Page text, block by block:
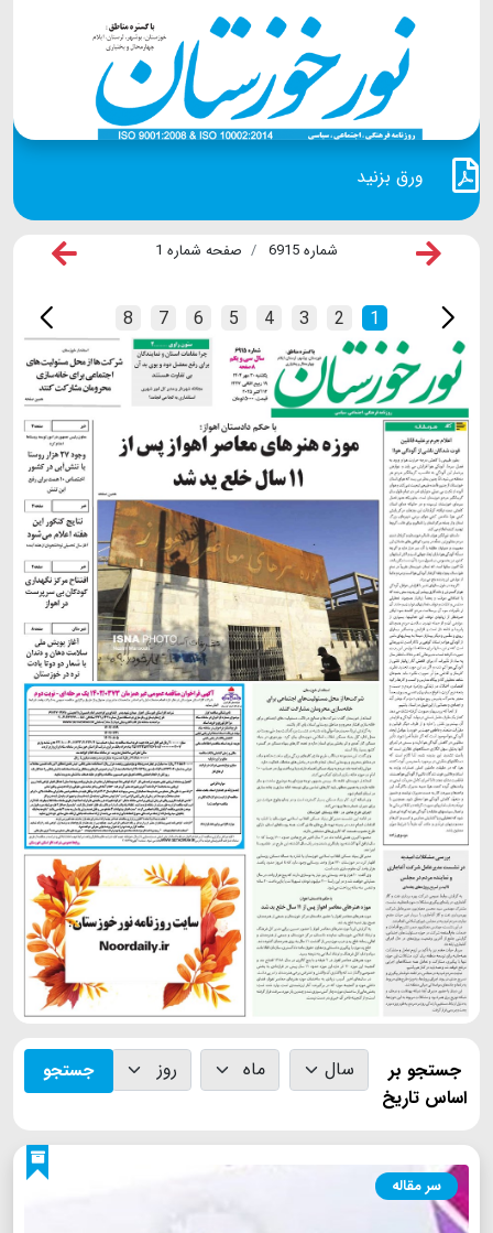
ورق بزنید
شماره 6915 صفحه شماره 1
1
2
3
4
5
6
7
8
جستجو بر
اساس تاریخ
جستجو
سر مقاله